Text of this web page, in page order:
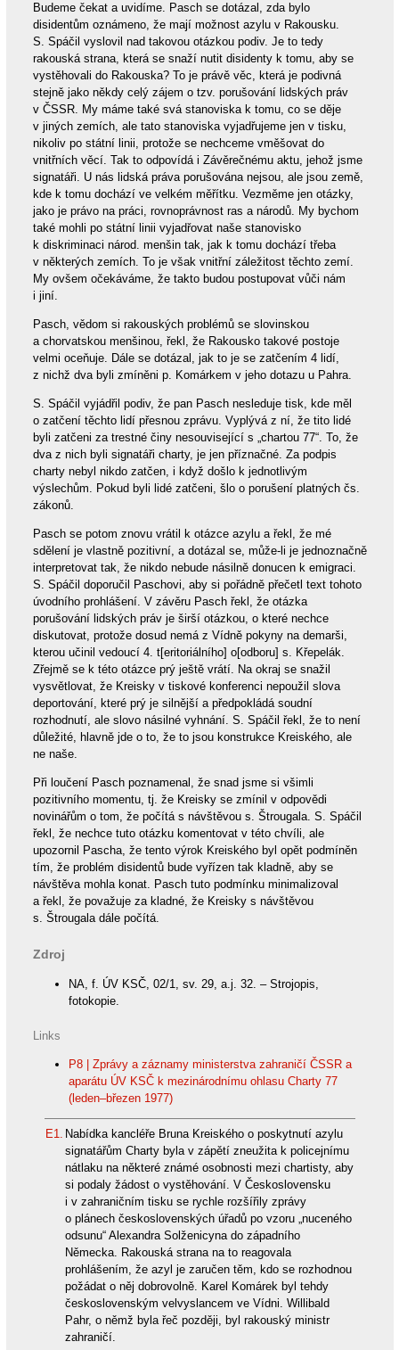
Budeme čekat a uvidíme. Pasch se dotázal, zda bylo
disidentům oznámeno, že mají možnost azylu v Rakousku.
S. Spáčil vyslovil nad takovou otázkou podiv. Je to tedy
rakouská strana, která se snaží nutit disidenty k tomu, aby se
vystěhovali do Rakouska? To je právě věc, která je podivná
stejně jako někdy celý zájem o tzv. porušování lidských práv
v ČSSR. My máme také svá stanoviska k tomu, co se děje
v jiných zemích, ale tato stanoviska vyjadřujeme jen v tisku,
nikoliv po státní linii, protože se nechceme vměšovat do
vnitřních věcí. Tak to odpovídá i Závěrečnému aktu, jehož jsme
signatáři. U nás lidská práva porušována nejsou, ale jsou země,
kde k tomu dochází ve velkém měřítku. Vezměme jen otázky,
jako je právo na práci, rovnoprávnost ras a národů. My bychom
také mohli po státní linii vyjadřovat naše stanovisko
k diskriminaci národ. menšin tak, jak k tomu dochází třeba
v některých zemích. To je však vnitřní záležitost těchto zemí.
My ovšem očekáváme, že takto budou postupovat vůči nám
i jiní.
Pasch, vědom si rakouských problémů se slovinskou
a chorvatskou menšinou, řekl, že Rakousko takové postoje
velmi oceňuje. Dále se dotázal, jak to je se zatčením 4 lidí,
z nichž dva byli zmíněni p. Komárkem v jeho dotazu u Pahra.
S. Spáčil vyjádřil podiv, že pan Pasch nesleduje tisk, kde měl
o zatčení těchto lidí přesnou zprávu. Vyplývá z ní, že tito lidé
byli zatčeni za trestné činy nesouvisející s „chartou 77“. To, že
dva z nich byli signatáři charty, je jen příznačné. Za podpis
charty nebyl nikdo zatčen, i když došlo k jednotlivým
výslechům. Pokud byli lidé zatčeni, šlo o porušení platných čs.
zákonů.
Pasch se potom znovu vrátil k otázce azylu a řekl, že mé
sdělení je vlastně pozitivní, a dotázal se, může-li je jednoznačně
interpretovat tak, že nikdo nebude násilně donucen k emigraci.
S. Spáčil doporučil Paschovi, aby si pořádně přečetl text tohoto
úvodního prohlášení. V závěru Pasch řekl, že otázka
porušování lidských práv je širší otázkou, o které nechce
diskutovat, protože dosud nemá z Vídně pokyny na demarši,
kterou učinil vedoucí 4. t[eritoriálního] o[odboru] s. Křepelák.
Zřejmě se k této otázce prý ještě vrátí. Na okraj se snažil
vysvětlovat, že Kreisky v tiskové konferenci nepoužil slova
deportování, které prý je silnější a předpokládá soudní
rozhodnutí, ale slovo násilné vyhnání. S. Spáčil řekl, že to není
důležité, hlavně jde o to, že to jsou konstrukce Kreiského, ale
ne naše.
Při loučení Pasch poznamenal, že snad jsme si všimli
pozitivního momentu, tj. že Kreisky se zmínil v odpovědi
novinářům o tom, že počítá s návštěvou s. Štrougala. S. Spáčil
řekl, že nechce tuto otázku komentovat v této chvíli, ale
upozornil Pascha, že tento výrok Kreiského byl opět podmíněn
tím, že problém disidentů bude vyřízen tak kladně, aby se
návštěva mohla konat. Pasch tuto podmínku minimalizoval
a řekl, že považuje za kladné, že Kreisky s návštěvou
s. Štrougala dále počítá.
Zdroj
NA, f. ÚV KSČ, 02/1, sv. 29, a.j. 32. – Strojopis,
fotokopie.
Links
P8 | Zprávy a záznamy ministerstva zahraničí ČSSR a
aparátu ÚV KSČ k mezinárodnímu ohlasu Charty 77
(leden–březen 1977)
E1. Nabídka kancléře Bruna Kreiského o poskytnutí azylu
signatářům Charty byla v zápětí zneužita k policejnímu
nátlaku na některé známé osobnosti mezi chartisty, aby
si podaly žádost o vystěhování. V Československu
i v zahraničním tisku se rychle rozšířily zprávy
o plánech československých úřadů po vzoru „nuceného
odsunu“ Alexandra Solženicyna do západního
Německa. Rakouská strana na to reagovala
prohlášením, že azyl je zaručen těm, kdo se rozhodnou
požádat o něj dobrovolně. Karel Komárek byl tehdy
československým velvyslancem ve Vídni. Willibald
Pahr, o němž byla řeč později, byl rakouský ministr
zahraničí.